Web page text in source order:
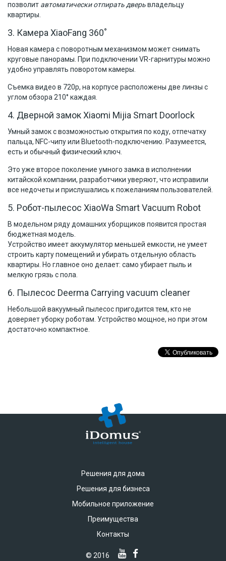
позволит автоматически отпирать дверьвладельцу
квартиры.
3. Камера XiaoFang 360˚
Новая камера с поворотным механизмом может снимать
круговые панорамы. При подключении VR-гарнитуры можно
удобно управлять поворотом камеры.
Съемка видео в 720p, на корпусе расположены две линзы с
углом обзора 210° каждая.
4. Дверной замок Xiaomi Mijia Smart Doorlock
Умный замок с возможностью открытия по коду, отпечатку
пальца, NFC-чипу или Bluetooth-подключению. Разумеется,
есть и обычный физический ключ.
Это уже второе поколение умного замка в исполнении
китайской компании, разработчики уверяют, что исправили
все недочеты и прислушались к пожеланиям пользователей.
5. Робот-пылесос XiaoWa Smart Vacuum Robot
В модельном ряду домашних уборщиков появится простая
бюджетная модель.
Устройство имеет аккумулятор меньшей емкости, не умеет
строить карту помещений и убирать отдельную область
квартиры. Но главное оно делает: само убирает пыль и
мелкую грязь с пола.
6. Пылесос Deerma Carrying vacuum cleaner
Небольшой вакуумный пылесос пригодится тем, кто не
доверяет уборку роботам. Устройство мощное, но при этом
достаточно компактное.
Решения для дома
Решения для бизнеса
Мобильное приложение
Преимущества
Контакты
© 2016